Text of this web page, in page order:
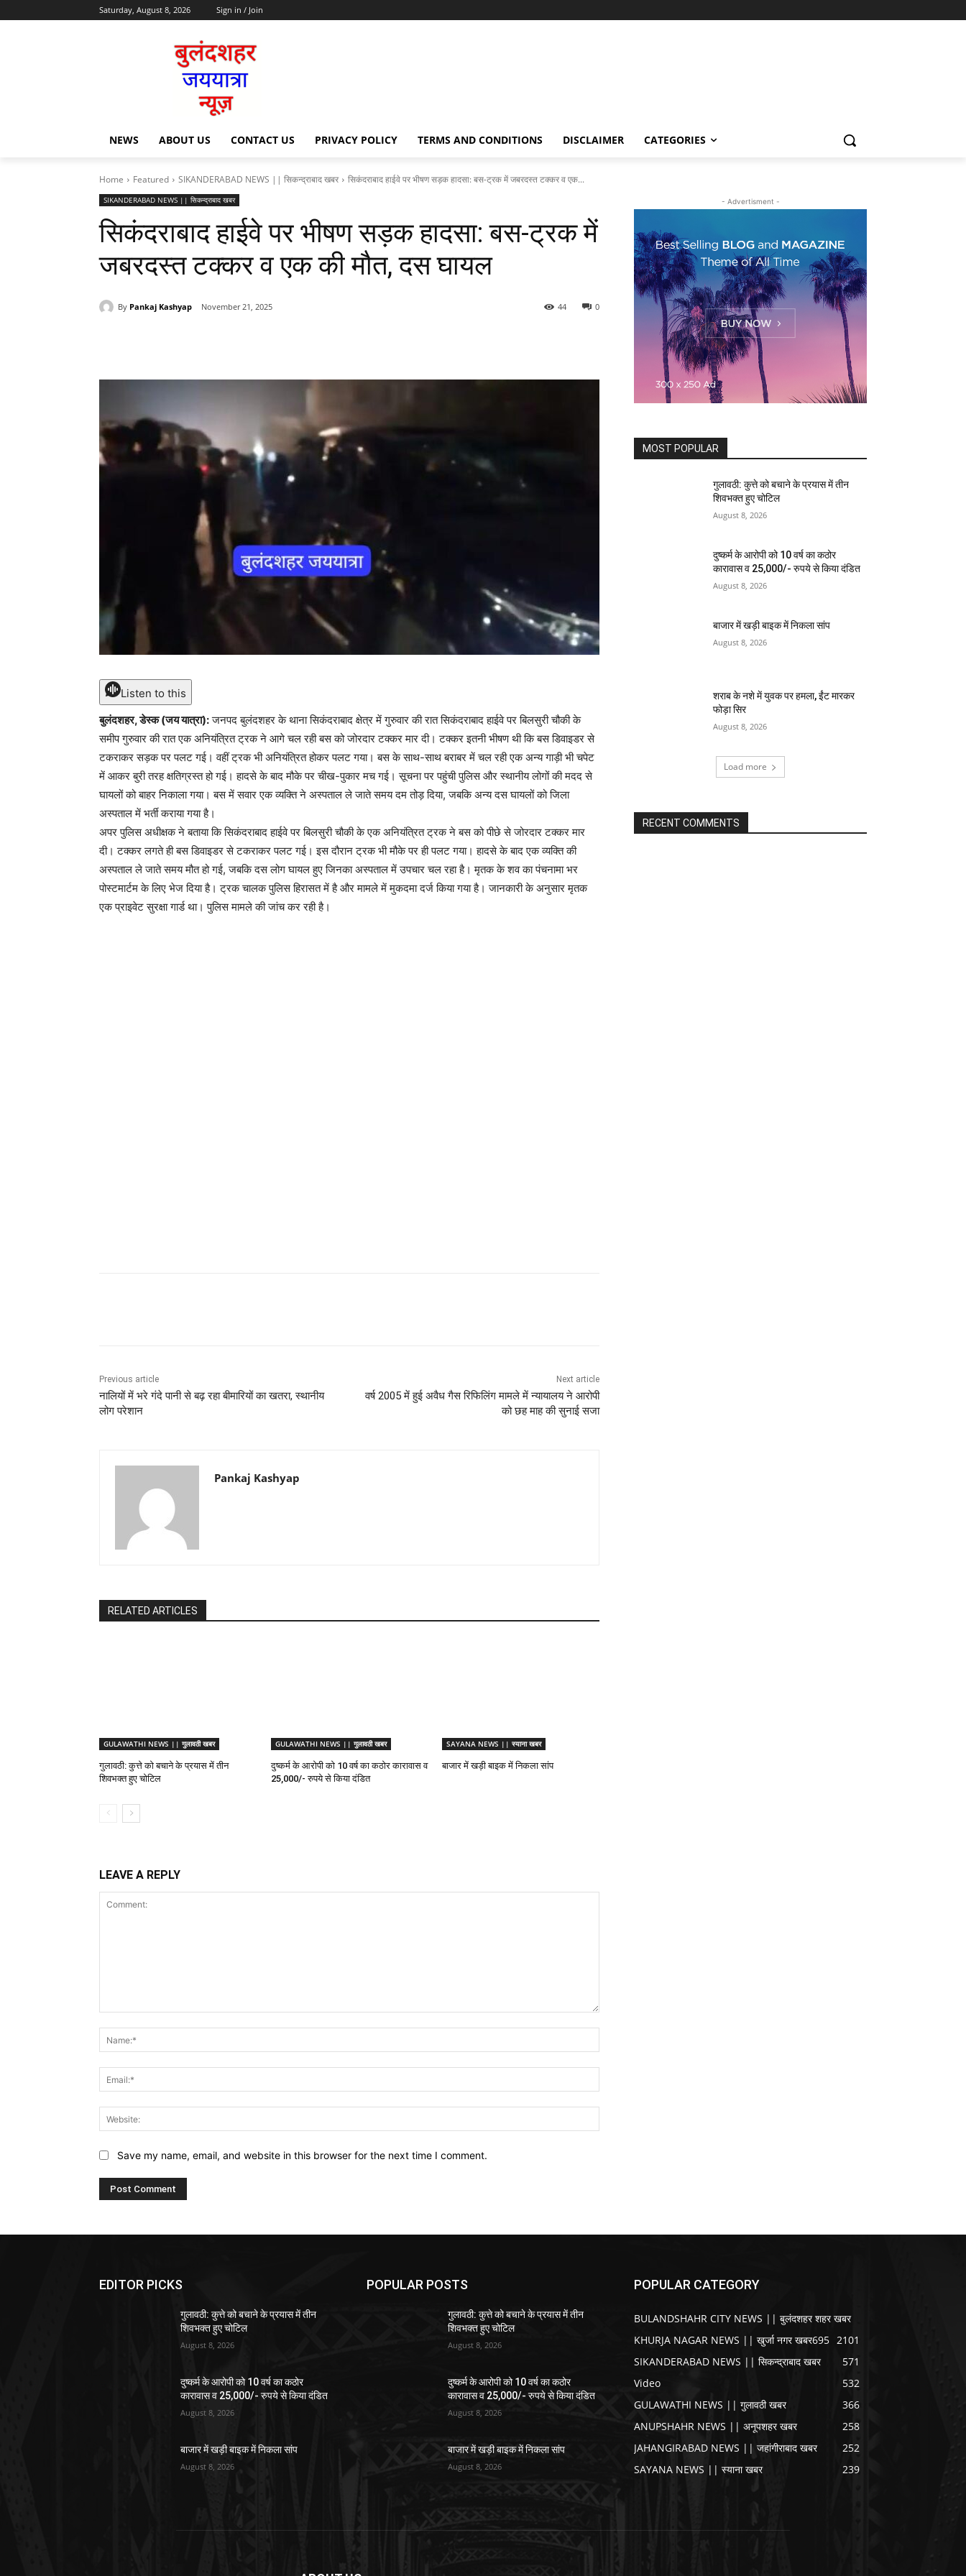
Saturday, August 8, 2026 Sign in / Join
NEWS ABOUT US CONTACT US PRIVACY POLICY TERMS AND CONDITIONS DISCLAIMER CATEGORIES
Home Featured SIKANDERABAD NEWS || सिकन्द्राबाद खबर सिकंदराबाद हाईवे पर भीषण सड़क हादसा: बस-ट्रक में जबरदस्त टक्कर व एक...
SIKANDERABAD NEWS || सिकन्द्राबाद खबर
सिकंदराबाद हाईवे पर भीषण सड़क हादसा: बस-ट्रक में
जबरदस्त टक्कर व एक की मौत, दस घायल
By Pankaj Kashyap November 21, 2025 0
44
Listen to this
बुलंदशहर, डेस्क (जय यात्रा):जनपद बुलंदशहर के थाना सिकंदराबाद क्षेत्र में गुरुवार की रात सिकंदराबाद हाईवे पर बिलसुरी चौकी के
समीप गुरुवार की रात एक अनियंत्रित ट्रक ने आगे चल रही बस को जोरदार टक्कर मार दी। टक्कर इतनी भीषण थी कि बस डिवाइडर से
टकराकर सड़क पर पलट गई। वहीं ट्रक भी अनियंत्रित होकर पलट गया। बस के साथ-साथ बराबर में चल रही एक अन्य गाड़ी भी चपेट
में आकर बुरी तरह क्षतिग्रस्त हो गई। हादसे के बाद मौके पर चीख-पुकार मच गई। सूचना पर पहुंची पुलिस और स्थानीय लोगों की मदद से
घायलों को बाहर निकाला गया। बस में सवार एक व्यक्ति ने अस्पताल ले जाते समय दम तोड़ दिया, जबकि अन्य दस घायलों को जिला
अस्पताल में भर्ती कराया गया है।
अपर पुलिस अधीक्षक ने बताया कि सिकंदराबाद हाईवे पर बिलसुरी चौकी के एक अनियंत्रित ट्रक ने बस को पीछे से जोरदार टक्कर मार
दी। टक्कर लगते ही बस डिवाइडर से टकराकर पलट गई। इस दौरान ट्रक भी मौके पर ही पलट गया। हादसे के बाद एक व्यक्ति की
अस्पताल ले जाते समय मौत हो गई, जबकि दस लोग घायल हुए जिनका अस्पताल में उपचार चल रहा है। मृतक के शव का पंचनामा भर
पोस्टमार्टम के लिए भेज दिया है। ट्रक चालक पुलिस हिरासत में है और मामले में मुकदमा दर्ज किया गया है। जानकारी के अनुसार मृतक
एक प्राइवेट सुरक्षा गार्ड था। पुलिस मामले की जांच कर रही है।
Previous article
नालियों में भरे गंदे पानी से बढ़ रहा बीमारियों का खतरा, स्थानीय
लोग परेशान
Next article
वर्ष 2005 में हुई अवैध गैस रिफिलिंग मामले में न्यायालय ने आरोपी
को छह माह की सुनाई सजा
Pankaj Kashyap
RELATED ARTICLES
GULAWATHI NEWS || गुलावठी खबर
गुलावठी: कुत्ते को बचाने के प्रयास में तीन
शिवभक्त हुए चोटिल
GULAWATHI NEWS || गुलावठी खबर
दुष्कर्म के आरोपी को 10 वर्ष का कठोर कारावास व
25,000/- रुपये से किया दंडित
SAYANA NEWS || स्याना खबर
बाजार में खड़ी बाइक में निकला सांप
LEAVE A REPLY
Save my name, email, and website in this browser for the next time I comment.
- Advertisment -
MOST POPULAR
गुलावठी: कुत्ते को बचाने के प्रयास में तीन
शिवभक्त हुए चोटिल
August 8, 2026
दुष्कर्म के आरोपी को 10 वर्ष का कठोर
कारावास व 25,000/- रुपये से किया दंडित
August 8, 2026
बाजार में खड़ी बाइक में निकला सांप
August 8, 2026
शराब के नशे में युवक पर हमला, ईंट मारकर
फोड़ा सिर
August 8, 2026
Load more
RECENT COMMENTS
EDITOR PICKS
गुलावठी: कुत्ते को बचाने के प्रयास में तीन
शिवभक्त हुए चोटिल
August 8, 2026
दुष्कर्म के आरोपी को 10 वर्ष का कठोर
कारावास व 25,000/- रुपये से किया दंडित
August 8, 2026
बाजार में खड़ी बाइक में निकला सांप
August 8, 2026
POPULAR POSTS
गुलावठी: कुत्ते को बचाने के प्रयास में तीन
शिवभक्त हुए चोटिल
August 8, 2026
दुष्कर्म के आरोपी को 10 वर्ष का कठोर
कारावास व 25,000/- रुपये से किया दंडित
August 8, 2026
बाजार में खड़ी बाइक में निकला सांप
August 8, 2026
POPULAR CATEGORY
BULANDSHAHR CITY NEWS || बुलंदशहर शहर खबर
2101
KHURJA NAGAR NEWS || खुर्जा नगर खबर695
SIKANDERABAD NEWS || सिकन्द्राबाद खबर
571
Video
532
GULAWATHI NEWS || गुलावठी खबर
366
ANUPSHAHR NEWS || अनूपशहर खबर
258
JAHANGIRABAD NEWS || जहांगीराबाद खबर
252
SAYANA NEWS || स्याना खबर
239